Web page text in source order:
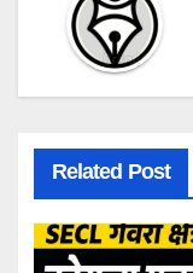
Related Post